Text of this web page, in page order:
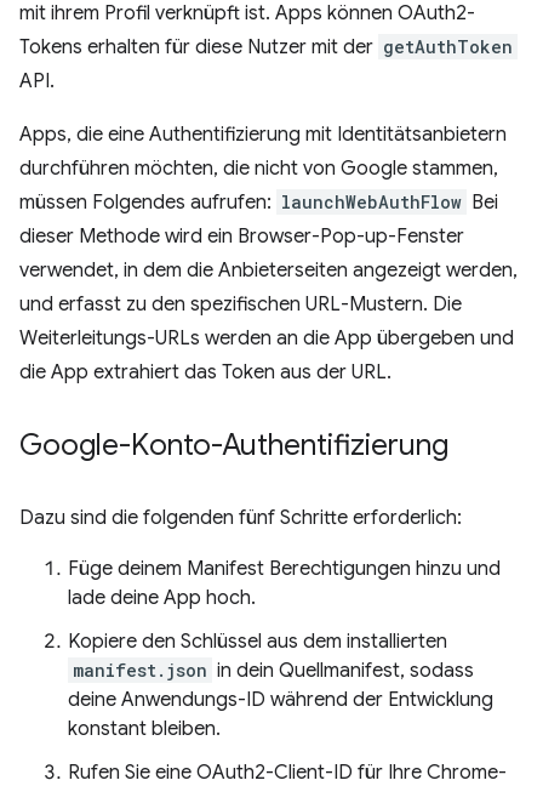
mit ihrem Profil verknüpft ist. Apps können OAuth2-
Tokens erhalten für diese Nutzer mit der getAuthToken
API.
Apps, die eine Authentifizierung mit Identitätsanbietern
durchführen möchten, die nicht von Google stammen,
müssen Folgendes aufrufen: launchWebAuthFlow Bei
dieser Methode wird ein Browser-Pop-up-Fenster
verwendet, in dem die Anbieterseiten angezeigt werden,
und erfasst zu den spezifischen URL-Mustern. Die
Weiterleitungs-URLs werden an die App übergeben und
die App extrahiert das Token aus der URL.
Google-Konto-Authentifizierung
Dazu sind die folgenden fünf Schritte erforderlich:
Füge deinem Manifest Berechtigungen hinzu und
lade deine App hoch.
Kopiere den Schlüssel aus dem installierten
manifest.json in dein Quellmanifest, sodass
deine Anwendungs-ID während der Entwicklung
konstant bleiben.
Rufen Sie eine OAuth2-Client-ID für Ihre Chrome-